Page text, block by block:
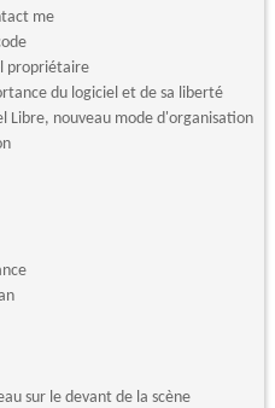
me
propriétaire
du logiciel et de sa liberté
Libre, nouveau mode d'organisation
sur le devant de la scène